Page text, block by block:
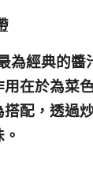
為經典的醬
在於為菜
配，透過